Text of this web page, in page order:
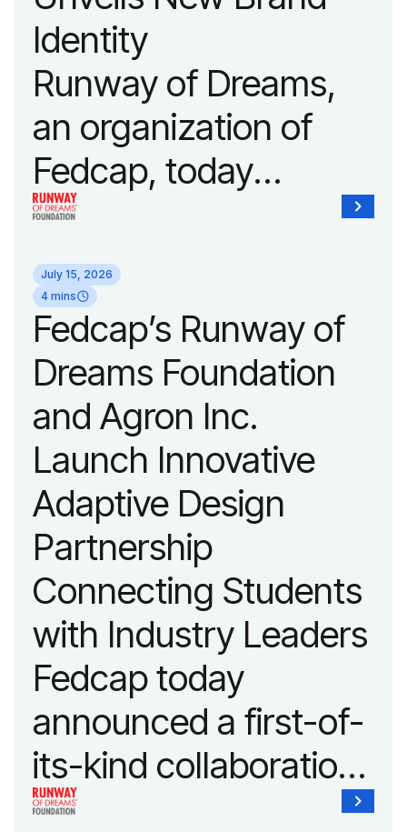
during New York
Fashion Week.
Identity
Runway of Dreams,
an organization of
Fedcap, today
unveiled a new brand
identity reflecting the
organization’s
evolution into a
leading platform
advancing adaptive
fashion and lifestyle.
July 15, 2026
4 mins
Fedcap’s Runway of
Dreams Foundation
and Agron Inc.
Launch Innovative
Adaptive Design
Partnership
Connecting Students
with Industry Leaders
Fedcap today
announced a first-of-
its-kind collaboration
with the Runway of